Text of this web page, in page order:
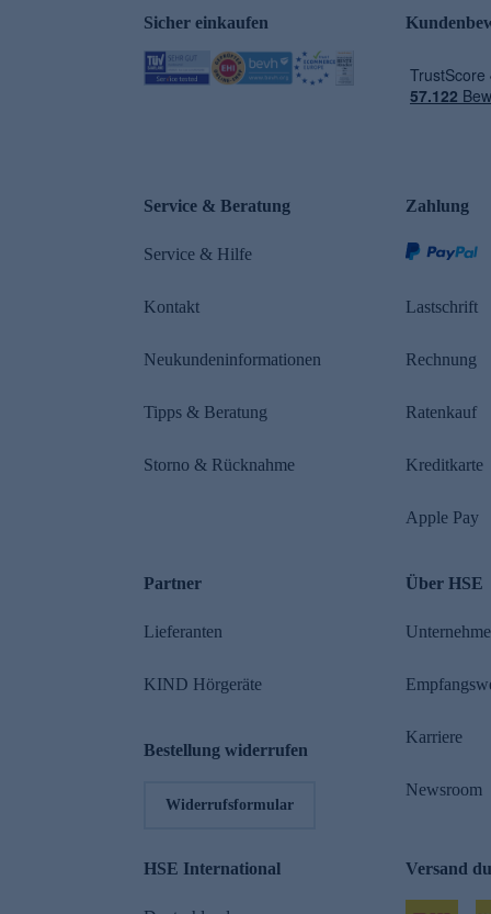
Sicher einkaufen
Service & Beratung
Service & Hilfe
Kontakt
Neukundeninformationen
Tipps & Beratung
Storno & Rücknahme
Zahlung
Lastschrift
Rechnung
Ratenkauf
Kreditkarte
Apple Pay
Partner
Lieferanten
KIND Hörgeräte
Bestellung widerrufen
Widerrufsformular
Über HSE
Karriere
Newsroom
HSE International Versand